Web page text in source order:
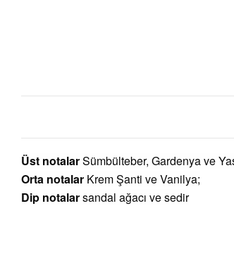
Üst notalarSümbülteber, Gardenya ve
Orta notalar Krem Şanti ve Vanilya;
Dip notalarsandal ağacı ve sedir